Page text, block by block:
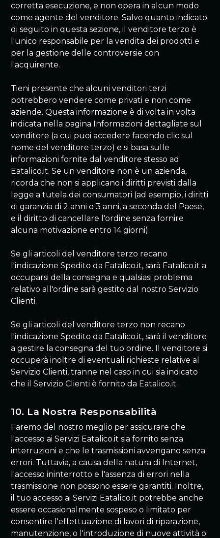
corretta esecuzione, e non opera in alcun modo
come agente del venditore. Salvo quanto indicato
di seguito in questa sezione, il venditore terzo è
l'unico responsabile per la vendita dei prodotti e
per la gestione delle controversie con
l'acquirente.
Tieni presente che alcuni venditori terzi
potrebbero vendere come privati e non come
aziende. Questa informazione è di volta in volta
indicata nella pagina Informazioni dettagliate sul
venditore (a cui puoi accedere facendo clic sul
nome del venditore terzo) e si basa sulle
informazioni fornite dal venditore stesso ad
Eatalico.it. Se un venditore non è un azienda,
ricorda che non si applicano i diritti previsti dalla
legge a tutela dei consumatori (ad esempio, i diritti
di garanzia di 2 anni o 3 anni, a seconda del Paese,
e il diritto di cancellare l'ordine senza fornire
alcuna motivazione entro 14 giorni).
Se gli articoli del venditore terzo recano
l'indicazione Spedito da Eatalico.it, sarà Eatalico.it a
occuparsi della consegna e qualsiasi problema
relativo all'ordine sarà gestito dal nostro Servizio
Clienti.
Se gli articoli del venditore terzo non recano
l'indicazione Spedito da Eatalico.it, sarà il venditore
a gestire la consegna del tuo ordine. Il venditore si
occuperà inoltre di eventuali richieste relative al
Servizio Clienti, tranne nel caso in cui sia indicato
che il Servizio Clienti è fornito da Eatalico.it.
10. La Nostra Responsabilità
Faremo del nostro meglio per assicurare che
l'accesso ai Servizi Eatalico.it sia fornito senza
interruzioni e che le trasmissioni avvengano senza
errori. Tuttavia, a causa della natura di Internet,
l'accesso ininterrotto e l'assenza di errori nella
trasmissione non possono essere garantiti. Inoltre,
il tuo accesso ai Servizi Eatalico.it potrebbe anche
essere occasionalmente sospeso o limitato per
consentire l'effettuazione di lavori di riparazione,
manutenzione, o l'introduzione di nuove attività o